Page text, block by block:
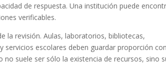
de respuesta. Una institución puede
verificables.
la revisión. Aulas, laboratorios, bibliotecas,
escolares deben guardar proporción
suele ser sólo la existencia de recursos, sino